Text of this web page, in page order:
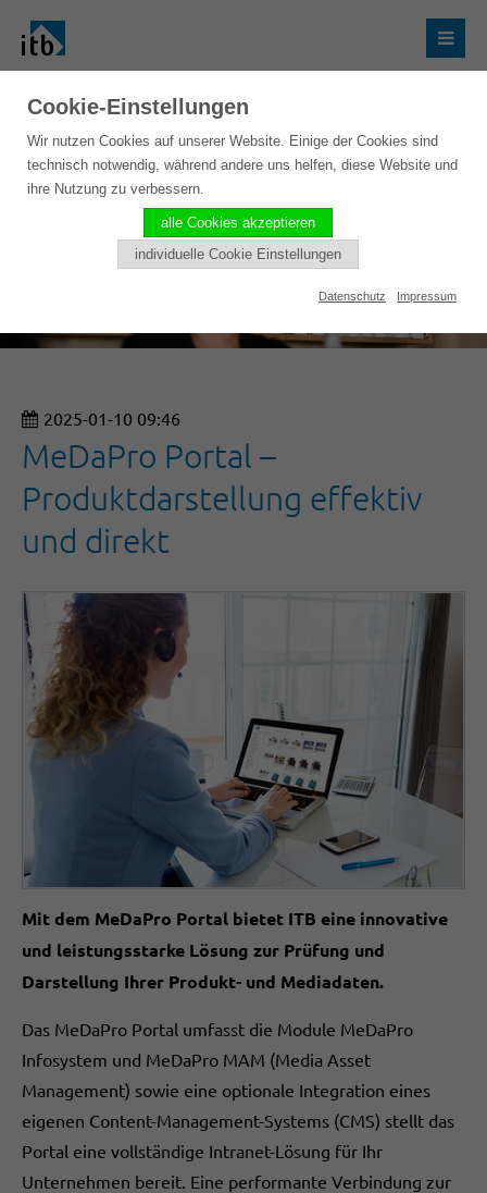
2025-01-10 09:46
MeDaPro Portal –
Produktdarstellung effektiv
und direkt
Mit dem MeDaPro Portal bietet ITB eine innovative
und leistungsstarke Lösung zur Prüfung und
Darstellung Ihrer Produkt- und Mediadaten.
Das MeDaPro Portal umfasst die Module MeDaPro
Infosystem und MeDaPro MAM (Media Asset
Management) sowie eine optionale Integration eines
eigenen Content-Management-Systems (CMS) stellt das
Portal eine vollständige Intranet-Lösung für Ihr
Unternehmen bereit. Eine performante Verbindung zur
Cookie-Einstellungen
Wir nutzen Cookies auf unserer Website. Einige der Cookies sind
technisch notwendig, während andere uns helfen, diese Website und
ihre Nutzung zu verbessern.
alle Cookies akzeptieren
individuelle Cookie Einstellungen
Datenschutz Impressum